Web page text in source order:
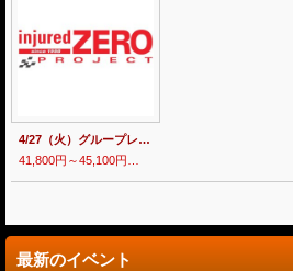
4/27（火）グループレッスンクラス
最新のイベント